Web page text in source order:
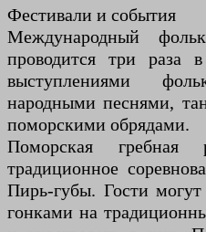
Фестивали и события
Международный
проводится три раза
выступлениями
народными песнями,
поморскими обрядами.
Поморская
традиционное
Пирь-губы. Гости
гонками на